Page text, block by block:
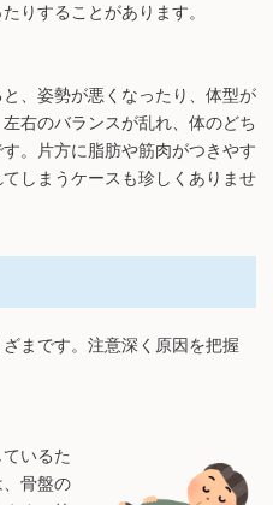
りすることがあります。
、姿勢が悪くなったり、体型が
右のバランスが乱れ、体のどち
。片方に脂肪や筋肉がつきやす
しまうケースも珍しくありませ
まです。注意深く原因を把握
いるた
骨盤の